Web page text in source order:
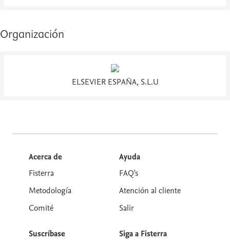
Organización
ELSEVIER ESPAÑA, S.L.U
Acerca de
Fisterra
Metodología
Comité
Suscríbase
Ayuda
FAQ's
Atención al cliente
Salir
Siga a Fisterra